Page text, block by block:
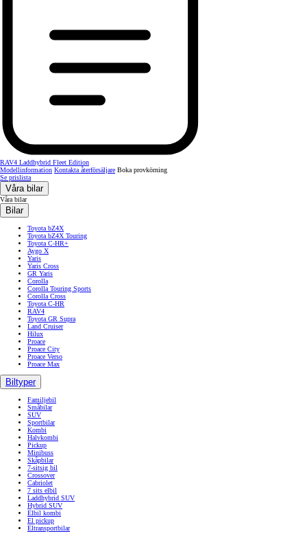
RAV4 Laddhybrid Fleet Edition
Modellinformation Kontakta återförsäljare Boka provkörning
Se prislista
Våra bilar
Våra bilar
Bilar
Toyota bZ4X
Toyota bZ4X Touring
Toyota C-HR+
Aygo X
Yaris
Yaris Cross
GR Yaris
Corolla
Corolla Touring Sports
Corolla Cross
Toyota C-HR
RAV4
Toyota GR Supra
Land Cruiser
Hilux
Proace
Proace City
Proace Verso
Proace Max
Biltyper
Familjebil
Småbilar
SUV
Sportbilar
Kombi
Halvkombi
Pickup
Minibuss
Skåpbilar
7-sitsig bil
Crossover
Cabriolet
7 sits elbil
Laddhybrid SUV
Hybrid SUV
Elbil kombi
El pickup
Eltransportbilar